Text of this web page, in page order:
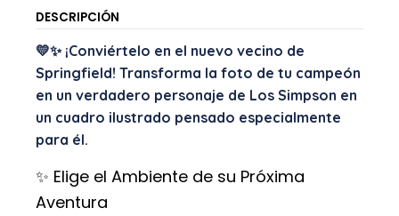
DESCRIPCIÓN
💛✨ ¡Conviértelo en el nuevo vecino de
Springfield! Transforma la foto de tu campeón
en un verdadero personaje de Los Simpson en
un cuadro ilustrado pensado especialmente
para él.
✨ Elige el Ambiente de su Próxima
Aventura